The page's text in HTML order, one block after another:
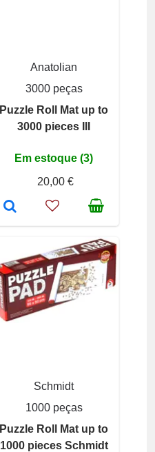
Anatolian
3000 peças
Puzzle Roll Mat up to
3000 pieces III
Em estoque (3)
20,00 €
Schmidt
1000 peças
Puzzle Roll Mat up to
1000 pieces Schmidt